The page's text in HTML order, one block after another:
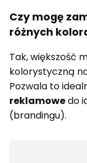
Czy mogę
różnych
Tak, większość
kolorystyczną
Pozwala to
reklamowedo
(brandingu).